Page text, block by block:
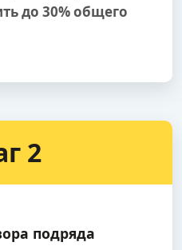
до 30% общего
2
подряда